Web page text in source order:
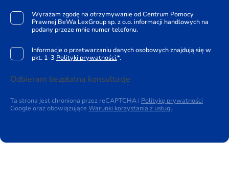
Wyrażam zgodę na otrzymywanie od Centrum Pomocy
Prawnej BeWa LexGroup sp. z o.o. informacji handlowych na
podany przeze mnie numer telefonu.
Informacje o przetwarzaniu danych osobowych znajdują się w
pkt. 1-3 Polityki prywatności.*.
Odbieram bezpłatną konsultację
Ta strona jest chroniona przez reCAPTCHA i Politykę prywatności
Google oraz obowiązujące Warunki korzystania z usługi.